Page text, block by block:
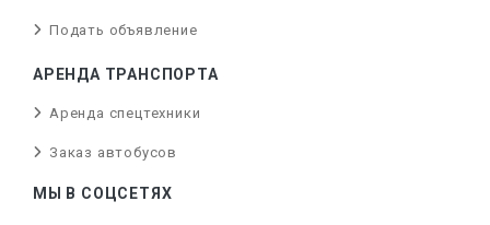
Подать объявление
АРЕНДА ТРАНСПОРТА
Аренда спецтехники
Заказ автобусов
МЫ В СОЦСЕТЯХ